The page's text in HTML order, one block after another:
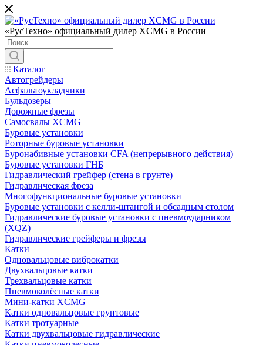
«РусТехно» официальный дилер XCMG в России
Каталог
Автогрейдеры
Асфальтоукладчики
Бульдозеры
Дорожные фрезы
Самосвалы XCMG
Буровые установки
Роторные буровые установки
Буронабивные установки CFA (непрерывного действия)
Буровые установки ГНБ
Гидравлический грейфер (стена в грунте)
Гидравлическая фреза
Многофункциональные буровые установки
Буровые установки с келли-штангой и обсадным столом
Гидравлические буровые установки с пневмоударником
(XQZ)
Гидравлические грейферы и фрезы
Катки
Одновальцовые виброкатки
Двухвальцовые катки
Трехвальцовые катки
Пневмоколёсные катки
Мини-катки XCMG
Катки одновальцовые грунтовые
Катки тротуарные
Катки двухвальцовые гидравлические